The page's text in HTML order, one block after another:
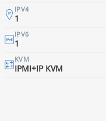
IPV4
1
IPV6
1
KVM
IPMI+IP KVM